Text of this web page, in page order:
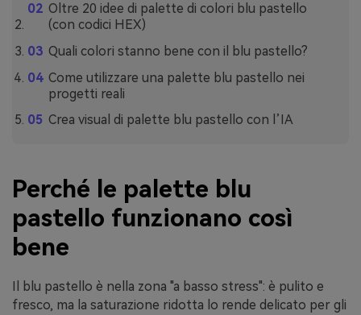
Oltre 20 idee di palette di colori blu pastello
(con codici HEX)
Quali colori stanno bene con il blu pastello?
Come utilizzare una palette blu pastello nei
progetti reali
Crea visual di palette blu pastello con l’IA
Perché le palette blu
pastello funzionano così
bene
Il blu pastello è nella zona "a basso stress": è pulito e
fresco, ma la saturazione ridotta lo rende delicato per gli